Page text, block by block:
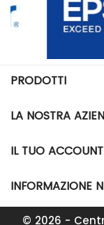
PRODOTTI
LA NOSTRA
IL TUO ACCOUNT
INFORMAZIONE
© 2026 -